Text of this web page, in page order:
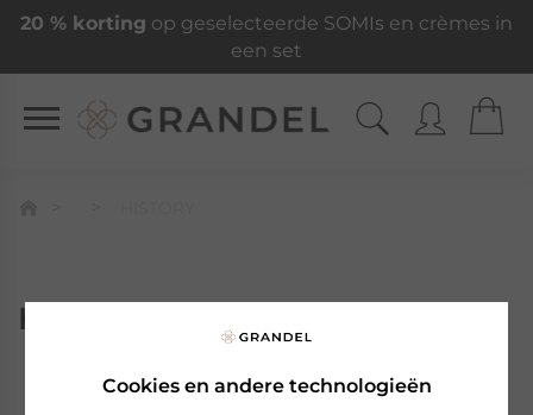
Cookies en andere technologieën
20 % korting op geselecteerde SOMIs en crèmes in
een set
History